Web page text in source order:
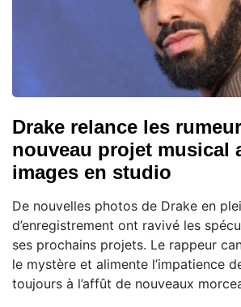
Drake relance les
nouveau projet musical
images en studio
De nouvelles photos de Drake en
d’enregistrement ont ravivé les
ses prochains projets. Le rappeur
le mystère et alimente l’impatience
toujours à l’affût de nouveaux